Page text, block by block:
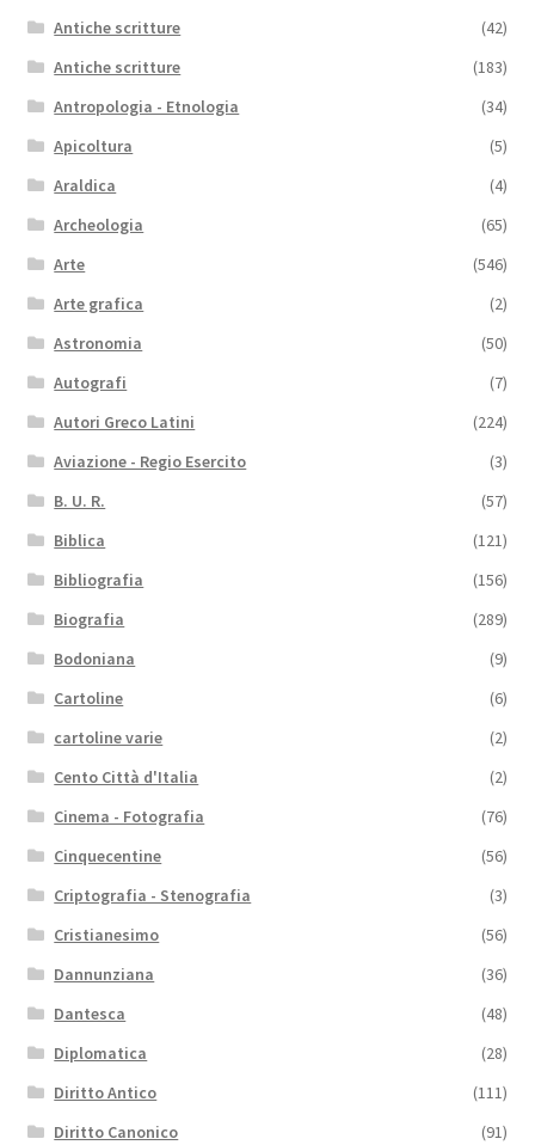
Antiche scritture
(42)
Antiche scritture
(183)
Antropologia - Etnologia
(34)
Apicoltura
(5)
Araldica
(4)
Archeologia
(65)
Arte
(546)
Arte grafica
(2)
Astronomia
(50)
Autografi
(7)
Autori Greco Latini
(224)
Aviazione - Regio Esercito
(3)
B. U. R.
(57)
Biblica
(121)
Bibliografia
(156)
Biografia
(289)
Bodoniana
(9)
Cartoline
(6)
cartoline varie
(2)
Cento Città d'Italia
(2)
Cinema - Fotografia
(76)
Cinquecentine
(56)
Criptografia - Stenografia
(3)
Cristianesimo
(56)
Dannunziana
(36)
Dantesca
(48)
Diplomatica
(28)
Diritto Antico
(111)
Diritto Canonico
(91)